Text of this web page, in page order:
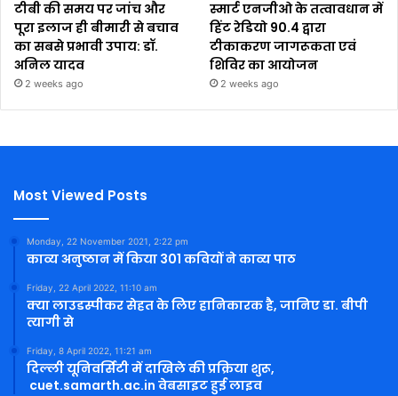
टीबी की समय पर जांच और
पूरा इलाज ही बीमारी से बचाव
का सबसे प्रभावी उपाय: डॉ.
अनिल यादव
2 weeks ago
स्मार्ट एनजीओ के तत्वावधान में
हिंट रेडियो 90.4 द्वारा
टीकाकरण जागरूकता एवं
शिविर का आयोजन
2 weeks ago
Most Viewed Posts
Monday, 22 November 2021, 2:22 pm
काव्य अनुष्ठान में किया 301 कवियों ने काव्य पाठ
Friday, 22 April 2022, 11:10 am
क्या लाउडस्पीकर सेहत के लिए हानिकारक है, जानिए डा. बीपी
त्यागी से
Friday, 8 April 2022, 11:21 am
दिल्ली यूनिवर्सिटी में दाखिले की प्रक्रिया शुरू,
cuet.samarth.ac.in वेबसाइट हुई लाइव